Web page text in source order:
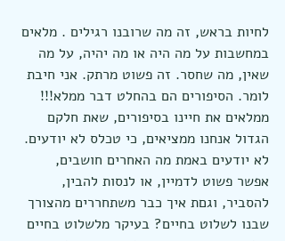
לחיות בראש, זה מה שרובנו רגילים . מלאים
במחשבות על מה היה או מה יהיה, על מה
שאין, מה שחסר. זה פשוט מרתק. אני חיבת
לומר. הסיפורים הם בהחלט דבר ממלא!!!
ממלאים את חיינו בסיפורים, שאת חלקם
הגדול אנחנו ממציאים, כי טכלס לא יודעים.
לא יודעים באמת מה האחרים חושבים,
אפשר פשוט לדמיין, או לנסות להבין,
להסביר, וגםת איך כבר משתחררים מהצורך
שבנו לשלוט בחיים? בעיקר מלשלוט בחיים